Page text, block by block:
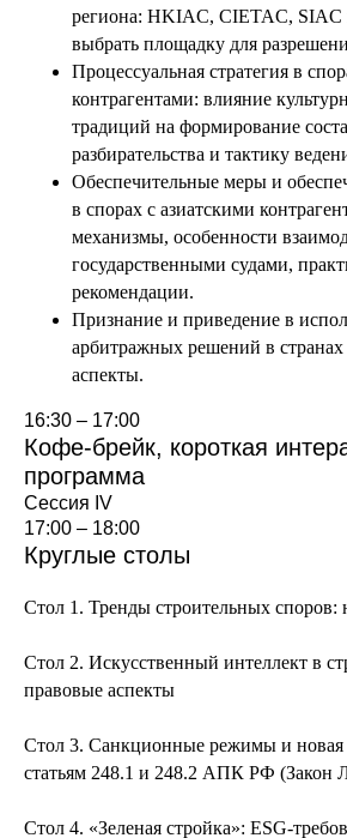
региона: HKIAC, CIETAC,
выбрать площадку для
Процессуальная стратегия в
контрагентами: влияние
традиций на формирование
разбирательства и тактику
Обеспечительные меры и
в спорах с азиатскими
механизмы, особенности
государственными судами,
рекомендации.
Признание и приведение в
арбитражных решений в
аспекты.
16:30 – 17:00
Кофе-брейк, короткая
программа
Сессия IV
17:00 – 18:00
Круглые столы
Стол 1. Тренды строительных споров:
Стол 2. Искусственный интеллект в
правовые аспекты
Стол 3. Санкционные режимы и новая
статьям 248.1 и 248.2 АПК РФ (Закон
Стол 4. «Зеленая стройка»: ESG-